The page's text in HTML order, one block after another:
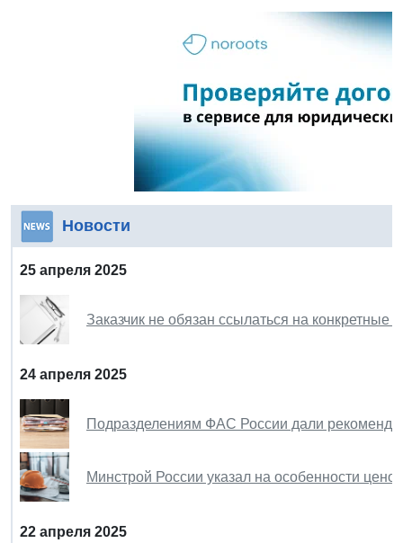
Новости
25 апреля 2025
Заказчик не обязан ссылаться на конкретные
24 апреля 2025
Подразделениям ФАС России дали
Минстрой России указал на особенности
22 апреля 2025